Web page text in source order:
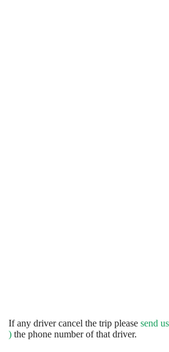
If any driver cancel the trip please send
) the phone number of that driver.